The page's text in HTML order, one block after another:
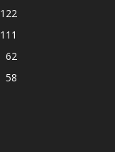
122
111
62
58